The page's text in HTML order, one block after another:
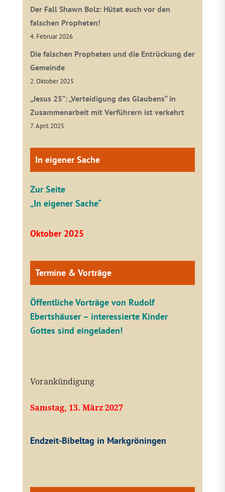
Der Fall Shawn Bolz: Hütet euch vor den
falschen Propheten!
4. Februar 2026
Die falschen Propheten und die Entrückung der
Gemeinde
2. Oktober 2025
„Jesus 25“: „Verteidigung des Glaubens“ in
Zusammenarbeit mit Verführern ist verkehrt
7. April 2025
In eigener Sache
Zur Seite
„In eigener Sache“
Oktober 2025
Termine & Vorträge
Öffentliche Vorträge von Rudolf
Ebertshäuser – interessierte Kinder
Gottes sind eingeladen!
Vorankündigung
Samstag, 13. März 2027
Endzeit-Bibeltag in Markgröningen